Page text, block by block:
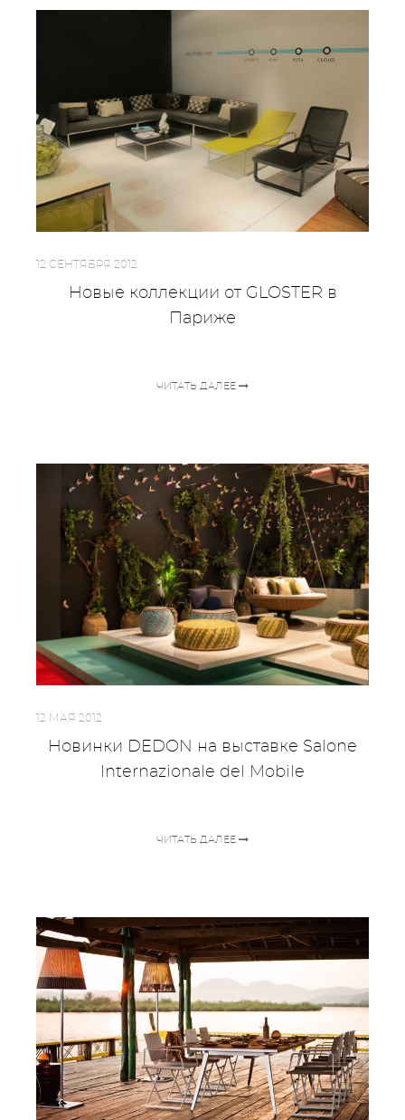
12 СЕНТЯБРЯ 2012
Новые коллекции от GLOSTER в
Париже
ЧИТАТЬ ДАЛЕЕ
12 МАЯ 2012
Новинки DEDON на выставке Salone
Internazionale del Mobile
ЧИТАТЬ ДАЛЕЕ